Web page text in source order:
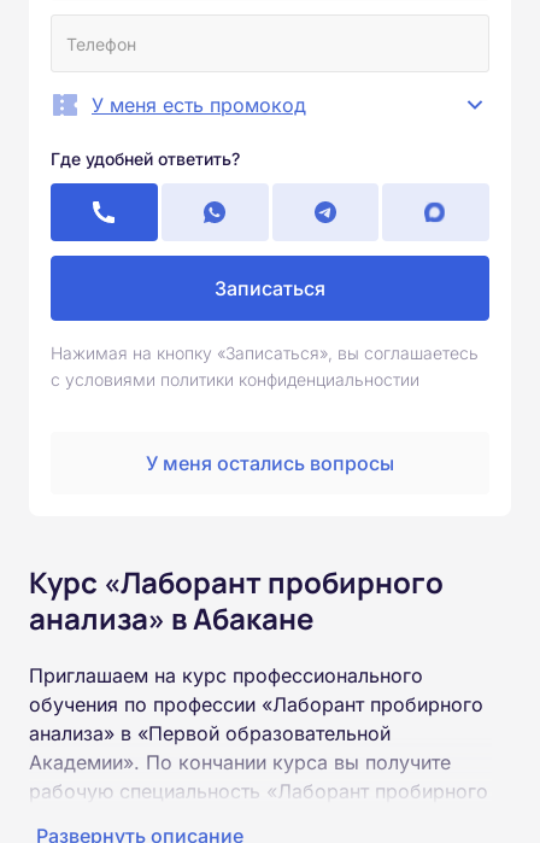
У меня есть промокод
Где удобней ответить?
Записаться
Нажимая на кнопку «Записаться», вы соглашаетесь
с условиями политики конфиденциальностии
У меня остались вопросы
Курс «Лаборант пробирного
анализа» в Абакане
Приглашаем на курс профессионального
обучения по профессии «Лаборант пробирного
анализа» в «Первой образовательной
Академии». По кончании курса вы получите
рабочую специальность «Лаборант пробирного
Развернуть описание